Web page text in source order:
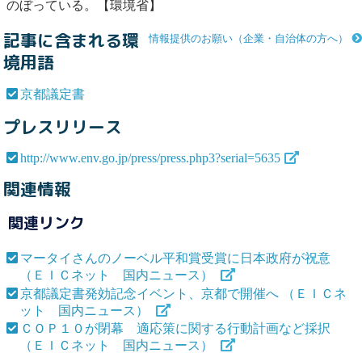
のぼっている。【環境省】
情報提供のお願い（企業・自治体の方へ）
記事に含まれる環
境用語
京都議定書
プレスリリース
http://www.env.go.jp/press/press.php3?serial=5635
関連情報
関連リンク
マータイさんのノーベル平和賞受賞に日本政府が祝意
（ＥＩＣネット 国内ニュース）
京都議定書発効記念イベント、京都で開催へ （ＥＩＣネ
ット 国内ニュース）
ＣＯＰ１０が閉幕 適応策に関する行動計画など採択
（ＥＩＣネット 国内ニュース）